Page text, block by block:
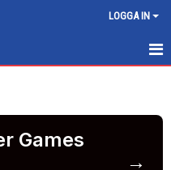
LOGGA IN
Games
→